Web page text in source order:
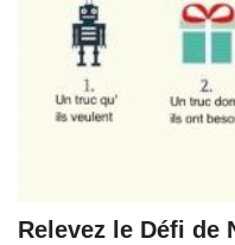
Relevez le Défi de